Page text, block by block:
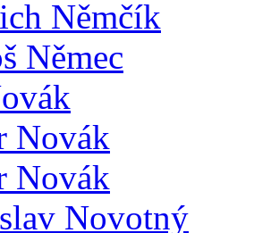
Němčík
Němec
Novák
Novák
Novotný